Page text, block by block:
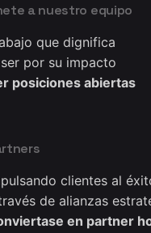
a nuestro equipo
que dignifica
por su impacto
posiciones abiertas
clientes al
de alianzas
en partner